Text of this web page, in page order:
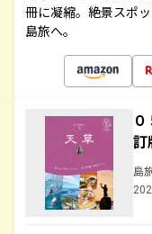
冊に凝縮。絶景スポ
島旅へ。
訂
島